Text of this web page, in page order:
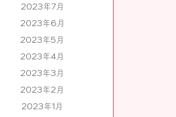
2023年7月
2023年6月
2023年5月
2023年4月
2023年3月
2023年2月
2023年1月